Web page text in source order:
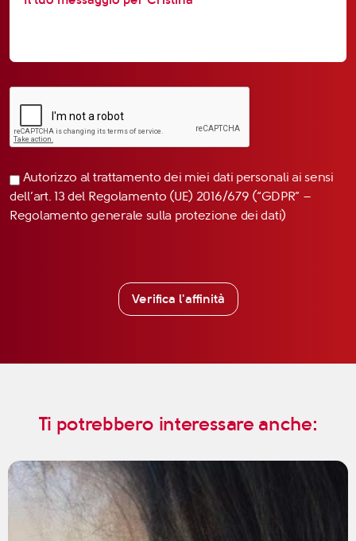
Autorizzo al trattamento dei miei dati personali ai sensi
dell’art. 13 del Regolamento (UE) 2016/679 (“GDPR” –
Regolamento generale sulla protezione dei dati)
Verifica l'affinità
Ti potrebbero interessare anche: